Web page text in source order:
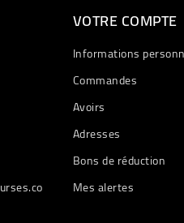
VOTRE COMPTE
Informations
Commandes
Avoirs
Adresses
Bons de réduction
Mes alertes